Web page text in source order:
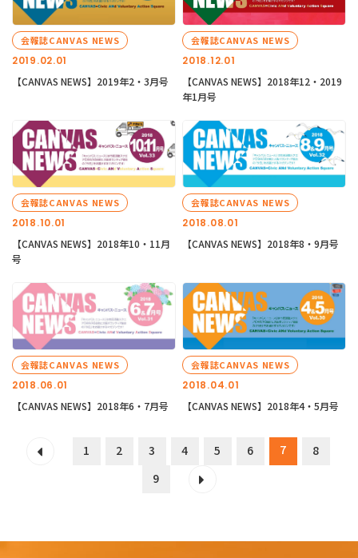
2019.02.01
会報誌CANVAS NEWS
【CANVAS NEWS】2019年2・3月号
2018.12.01
会報誌CANVAS NEWS
【CANVAS NEWS】2018年12・2019
年1月号
2018.10.01
会報誌CANVAS NEWS
【CANVAS NEWS】2018年10・11月
号
2018.08.01
会報誌CANVAS NEWS
【CANVAS NEWS】2018年8・9月号
2018.06.01
会報誌CANVAS NEWS
【CANVAS NEWS】2018年6・7月号
2018.04.01
会報誌CANVAS NEWS
【CANVAS NEWS】2018年4・5月号
1 2 3 4 5 6 7
8
9